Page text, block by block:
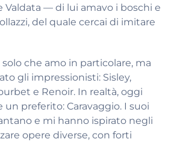
Valdata — di lui amavo i boschi e
del quale cercai di imitare
che amo in particolare, ma
gli impressionisti: Sisley,
e Renoir. In realtà, oggi
un preferito: Caravaggio. I suoi
e mi hanno ispirato negli
opere diverse, con forti